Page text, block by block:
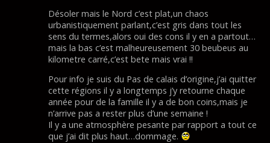
Désoler mais le Nord c’est plat,un chaos
urbanistiquement parlant,c’est gris dans tout les
sens du termes,alors oui des cons il y en a partout…
mais la bas c’est malheureusement 30 beubeus au
kilometre carré,c’est bete mais vrai !!
Pour info je suis du Pas de calais d’origine,j’ai quitter
cette régions il y a longtemps j’y retourne chaque
année pour de la famille il y a de bon coins,mais je
n’arrive pas a rester plus d’une semaine !
Il y a une atmosphère pesante par rapport a tout ce
que j’ai dit plus haut…dommage.